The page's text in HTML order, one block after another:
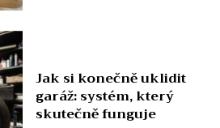
Jak si konečně uklidit
garáž: systém, který
skutečně funguje